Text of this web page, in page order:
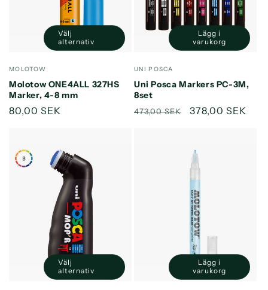
Säljare:
MOLOTOW
Molotow ONE4ALL 327HS
Marker, 4-8 mm
Ordinarie
80,00 SEK
Välj
alternativ
Säljare:
UNI POSCA
Uni Posca Markers PC-3M,
8set
Ordinarie
473,00 SEK 378,00 SEK
Minska
kvantitet
Title
Öka
kvantitet
Title
Lägg i
varukorg
Välj
alternativ
Minska
kvantitet
Öka
kvantitet
Lägg i
varukorg